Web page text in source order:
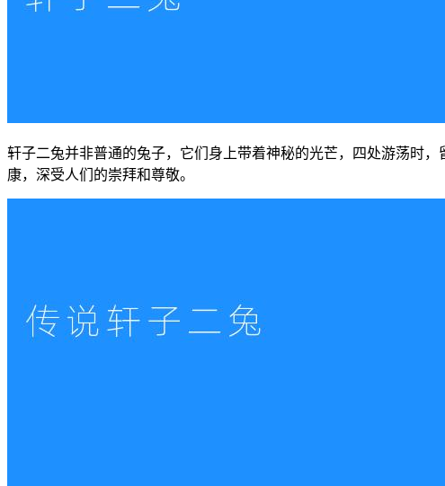
轩子二兔并非普通的兔子，它们身上带着神秘的光芒，四处游荡时
康，深受人们的崇拜和尊敬。